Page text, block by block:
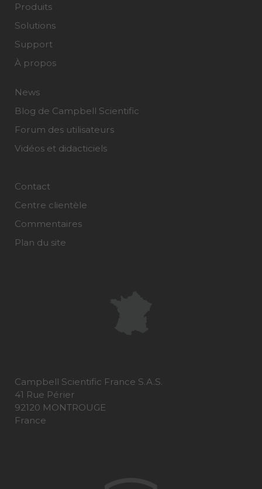
Produits
Solutions
Support
À propos
News
Blog de Campbell Scientific
Forum des utilisateurs
Vidéos et didacticiels
Contact
Centre clientèle
Commentaires
Plan du site
Campbell Scientific France S.A.S.
41 Rue Périer
92120 MONTROUGE
France